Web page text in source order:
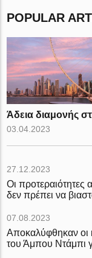
POPULAR
Άδεια διαμονής
03.04.2023
27.12.2023
Οι προτεραιότητες
δεν πρέπει να
07.08.2023
Αποκαλύφθηκαν οι
του Άμπου Ντάμπι